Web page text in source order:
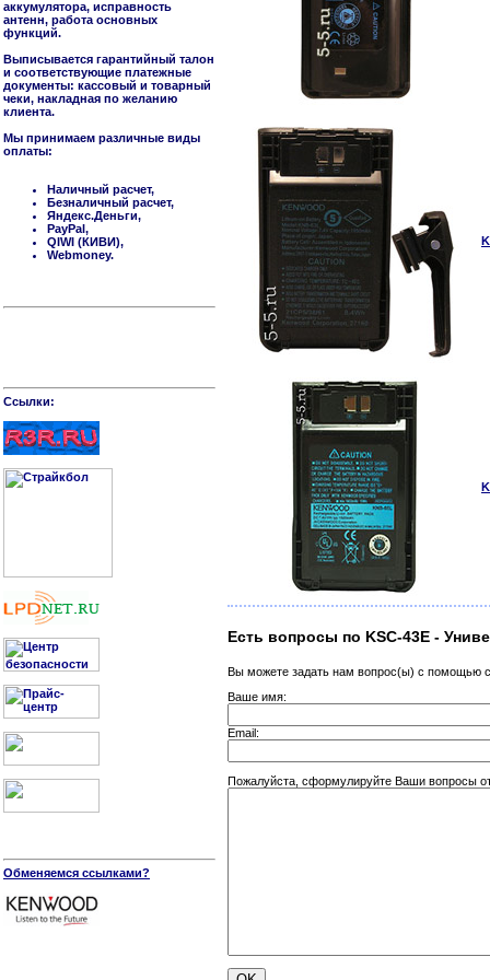
аккумулятора, исправность
антенн, работа основных
функций.
Выписывается гарантийный талон
и соответствующие платежные
документы: кассовый и товарный
чеки, накладная по желанию
клиента.
Мы принимаем различные виды
оплаты:
Наличный расчет,
Безналичный расчет,
Яндекс.Деньги,
PayPal,
QIWI (КИВИ),
Webmoney.
Cсылки:
Обменяемся ссылками?
Есть вопросы по KSC-43E -
Вы можете задать нам вопрос(ы) с
Ваше имя:
Email:
Пожалуйста, сформулируйте Ваши вопросы